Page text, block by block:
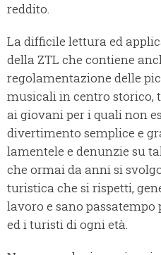
reddito.
La difficile lettura ed
della ZTL che contiene
regolamentazione delle
musicali in centro storico,
ai giovani per i quali non
divertimento semplice e
lamentele e denunzie su
che ormai da anni si
turistica che si rispetti,
lavoro e sano
ed i turisti di ogni età.